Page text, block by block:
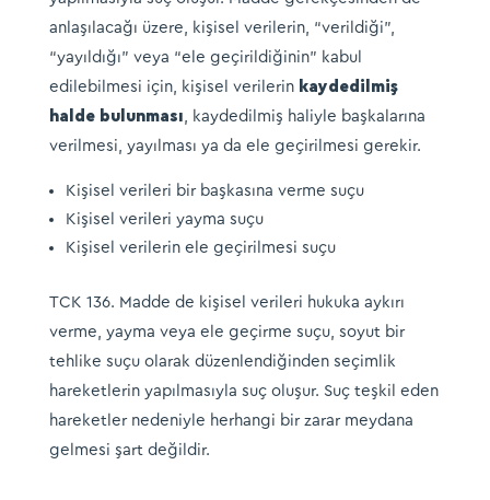
anlaşılacağı üzere, kişisel verilerin, “verildiği”,
“yayıldığı” veya “ele geçirildiğinin” kabul
edilebilmesi için, kişisel verilerin kaydedilmiş
halde bulunması, kaydedilmiş haliyle başkalarına
verilmesi, yayılması ya da ele geçirilmesi gerekir.
Kişisel verileri bir başkasına verme suçu
Kişisel verileri yayma suçu
Kişisel verilerin ele geçirilmesi suçu
TCK 136. Madde de kişisel verileri hukuka aykırı
verme, yayma veya ele geçirme suçu, soyut bir
tehlike suçu olarak düzenlendiğinden seçimlik
hareketlerin yapılmasıyla suç oluşur. Suç teşkil eden
hareketler nedeniyle herhangi bir zarar meydana
gelmesi şart değildir.